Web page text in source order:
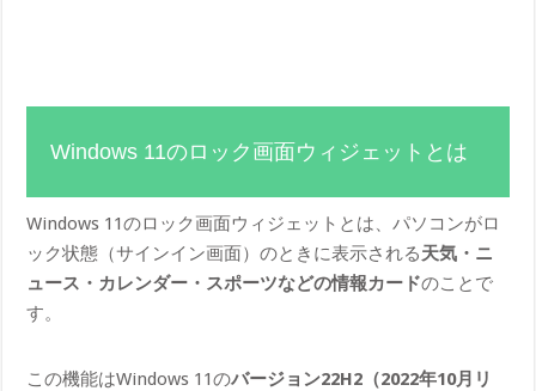
Windows 11のロック画面ウィジェットとは
Windows 11のロック画面ウィジェットとは、パソコンがロ
ック状態（サインイン画面）のときに表示される天気・ニ
ュース・カレンダー・スポーツなどの情報カードのことで
す。
この機能はWindows 11のバージョン22H2（2022年10月リ